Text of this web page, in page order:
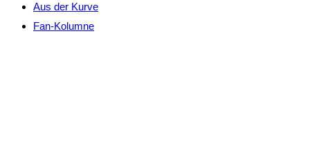
Aus der Kurve
Fan-Kolumne